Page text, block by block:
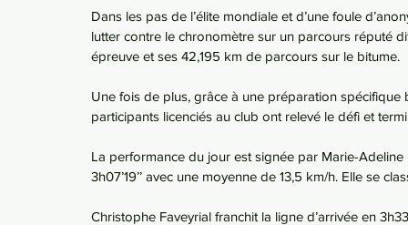
Dans les pas de l’élite mondiale et d’une foule
lutter contre le chronomètre sur un parcours réputé
épreuve et ses 42,195 km de parcours sur le bitume.
Une fois de plus, grâce à une préparation
participants licenciés au club ont relevé le défi et
La performance du jour est signée par Marie-
3h07’19’’ avec une moyenne de 13,5 km/h. Elle se
Christophe Faveyrial franchit la ligne d’arrivée en